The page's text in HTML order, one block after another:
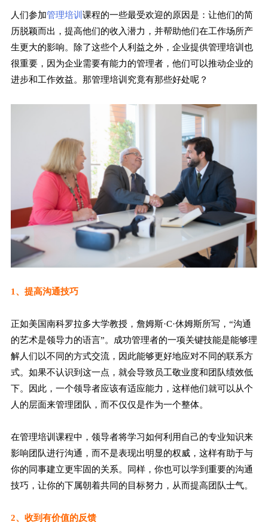
人们参加管理培训 课程的一些最受欢迎的原因是：让他们的简
历脱颖而出，提高他们的收入潜力，并帮助他们在工作场所产
生更大的影响。除了这些个人利益之外，企业提供管理培训也
很重要，因为企业需要有能力的管理者，他们可以推动企业的
进步和工作效益。那管理培训究竟有那些好处呢？
1、提高沟通技巧
正如美国南科罗拉多大学教授，詹姆斯·C·休姆斯所写，“沟通
的艺术是领导力的语言”。成功管理者的一项关键技能是能够理
解人们以不同的方式交流，因此能够更好地应对不同的联系方
式。如果不认识到这一点，就会导致员工敬业度和团队绩效低
下。因此，一个领导者应该有适应能力，这样他们就可以从个
人的层面来管理团队，而不仅仅是作为一个整体。
在管理培训课程中，领导者将学习如何利用自己的专业知识来
影响团队进行沟通，而不是表现出明显的权威，这样有助于与
你的同事建立更牢固的关系。同样，你也可以学到重要的沟通
技巧，让你的下属朝着共同的目标努力，从而提高团队士气。
2、收到有价值的反馈